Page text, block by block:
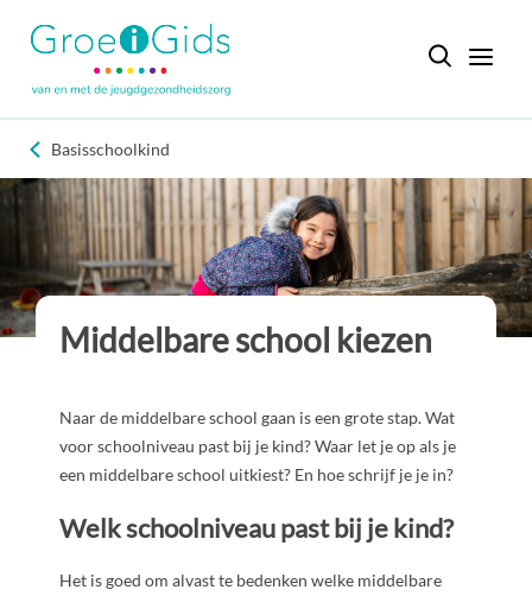
Basisschoolkind
Middelbare school kiezen
Naar de middelbare school gaan is een grote stap. Wat
voor schoolniveau past bij je kind? Waar let je op als je
een middelbare school uitkiest? En hoe schrijf je je in?
Welk schoolniveau past bij je kind?
Het is goed om alvast te bedenken welke middelbare